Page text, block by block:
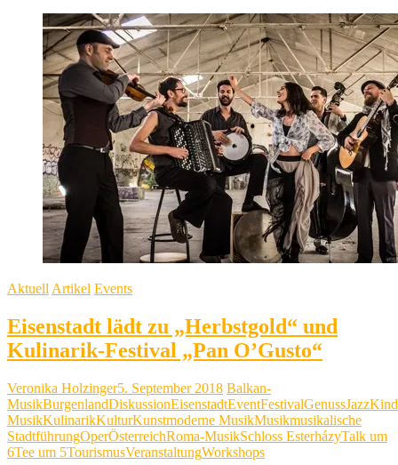
Pan
O’Gusto
–
Vielerlei
Genuss
in
Eisenstadt
Aktuell Artikel Events
Eisenstadt lädt zu „Herbstgold“ und
Kulinarik-Festival „Pan O’Gusto“
Veronika Holzinger5. September 2018 Balkan-
MusikBurgenlandDiskussionEisenstadtEventFestivalGenussJazz
MusikKulinarikKulturKunstmoderne MusikMusikmusikalische
StadtführungOperÖsterreichRoma-MusikSchloss EsterházyTalk um
6Tee um 5TourismusVeranstaltungWorkshops